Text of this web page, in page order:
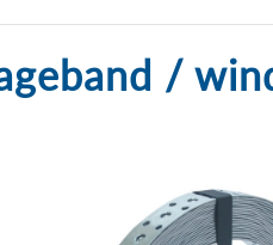
/